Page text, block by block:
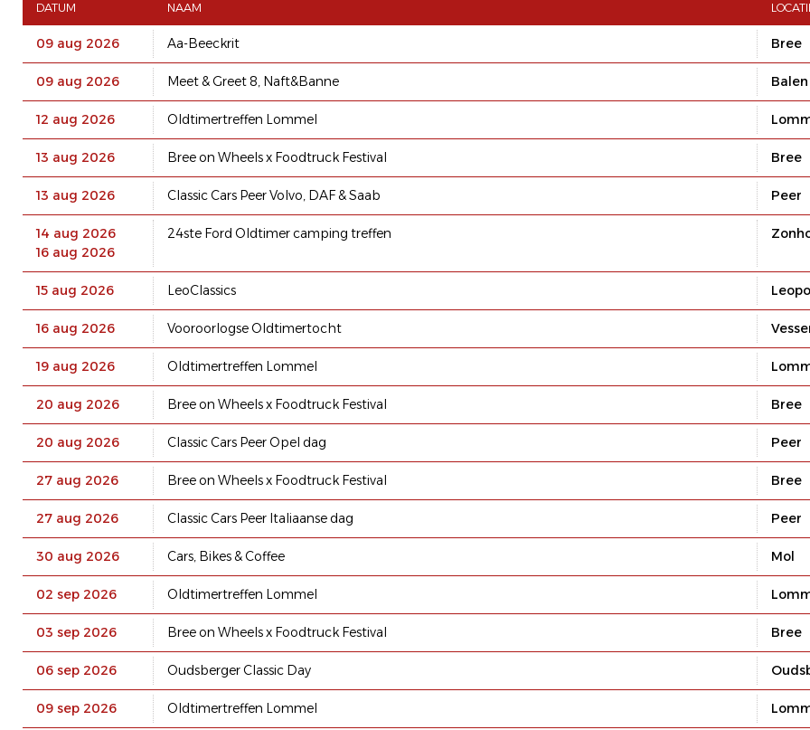
DATUM NAAM
09 aug 2026 Aa-Beeckrit Bree
09 aug 2026 Meet & Greet 8, Naft&Banne Balen
12 aug 2026 Oldtimertreffen Lommel
13 aug 2026 Bree on Wheels x Foodtruck Festival Bree
13 aug 2026 Classic Cars Peer Volvo, DAF & Saab Peer
14 aug 2026
16 aug 2026
24ste Ford Oldtimer camping treffen
15 aug 2026 LeoClassics
16 aug 2026 Vooroorlogse Oldtimertocht
19 aug 2026 Oldtimertreffen Lommel
20 aug 2026 Bree on Wheels x Foodtruck Festival Bree
20 aug 2026 Classic Cars Peer Opel dag Peer
27 aug 2026 Bree on Wheels x Foodtruck Festival Bree
27 aug 2026 Classic Cars Peer Italiaanse dag Peer
30 aug 2026 Cars, Bikes & Coffee Mol
02 sep 2026 Oldtimertreffen Lommel
03 sep 2026 Bree on Wheels x Foodtruck Festival Bree
06 sep 2026 Oudsberger Classic Day
09 sep 2026 Oldtimertreffen Lommel